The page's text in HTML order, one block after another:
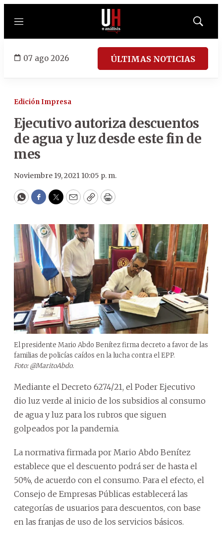
Menú
Mostrar
07 ago 2026 ÚLTIMAS NOTICIAS
Edición Impresa
Ejecutivo autoriza descuentos
de agua y luz desde este fin de
mes
Noviembre 19, 2021 10:05 p. m.
WhatsApp
Facebook
Twitter
EmailCopyPrint
El presidente Mario Abdo Benítez firma decreto a favor de las
familias de policías caídos en la lucha contra el EPP.
Foto: @MaritoAbdo.
Mediante el Decreto 6274/21, el Poder Ejecutivo
dio luz verde al inicio de los subsidios al consumo
de agua y luz para los rubros que siguen
golpeados por la pandemia.
La normativa firmada por Mario Abdo Benítez
establece que el descuento podrá ser de hasta el
50%, de acuerdo con el consumo. Para el efecto, el
Consejo de Empresas Públicas establecerá las
categorías de usuarios para descuentos, con base
en las franjas de uso de los servicios básicos.